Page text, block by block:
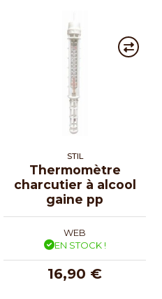
STIL
Thermomètre
charcutier à alcool
gaine pp
WEB
EN STOCK !
16,90 €